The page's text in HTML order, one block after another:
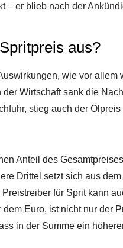
– er blieb nach der
aus?
wie vor allem
Wirtschaft sank die
stieg auch der
Anteil des
Drittel setzt sich aus
für Sprit kann
Euro, ist nicht nur der
in der Summe ein